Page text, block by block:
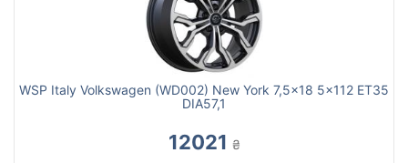
WSP Italy Volkswagen (WD002) New York 7,5x18 5x112 ET35
DIA57,1
12021 ₴